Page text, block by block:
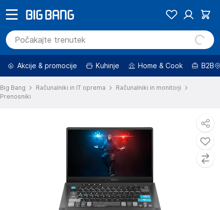
Akcije & promocije Kuhinje Home & Cook B2B
Big Bang Računalniki in IT oprema
Računalniki in monitorji
Prenosniki